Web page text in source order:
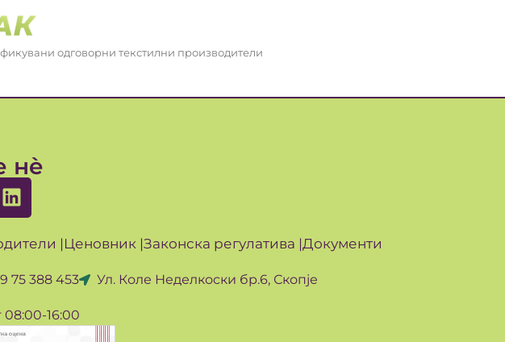
одговорни текстилни производители
нè
|Ценовник |Законска регулатива |Документи
75 388 453 Ул. Коле Неделкоски бр.6, Скопје
16:00